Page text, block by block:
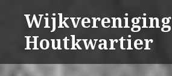
inhoud
Wijkvereniging
Houtkwartier